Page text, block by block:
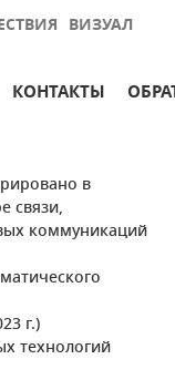
ВИЗУАЛ
КОНТАКТЫ
в
связи,
коммуникаций
г.)
технологий